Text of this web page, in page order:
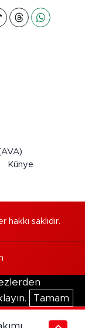
Künye
saklıdır.
Tamam